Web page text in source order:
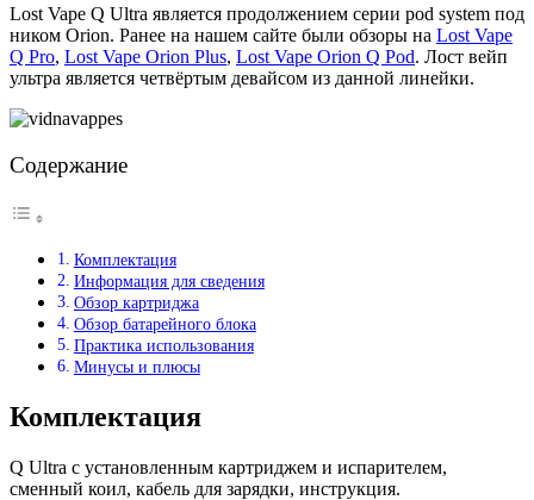
Lost Vape Q Ultra является продолжением серии pod system под
ником Orion. Ранее на нашем сайте были обзоры на Lost Vape
Q Pro, Lost Vape Orion Plus, Lost Vape Orion Q Pod. Лост вейп
ультра является четвёртым девайсом из данной линейки.
Содержание
Комплектация
Информация для сведения
Обзор картриджа
Обзор батарейного блока
Практика использования
Минусы и плюсы
Комплектация
Q Ultra с установленным картриджем и испарителем,
сменный коил, кабель для зарядки, инструкция.